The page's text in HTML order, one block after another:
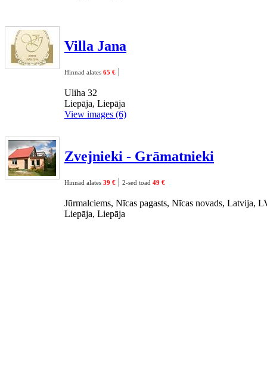
Villa Jana
Hinnad alates 65 € |
Uliha 32
Liepāja, Liepāja
View images (6)
Zvejnieki - Grāmatnieki
Hinnad alates 39 € | 2-sed toad 49 €
Jūrmalciems, Nīcas pagasts, Nīcas novads, Latvija,
Liepāja, Liepāja